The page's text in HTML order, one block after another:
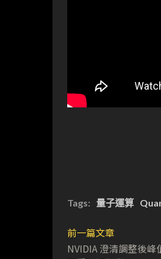
Tags: 量子運算
前一篇文章
NVIDIA 澄清調整後